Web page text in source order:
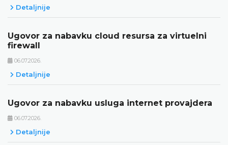
Detaljnije
Ugovor za nabavku cloud resursa za virtuelni
firewall
06.07.2026.
Detaljnije
Ugovor za nabavku usluga internet provajdera
06.07.2026.
Detaljnije